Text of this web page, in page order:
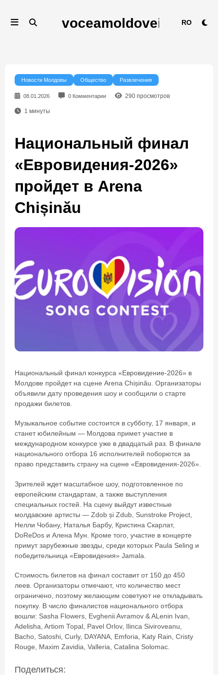
содержимому
RO
Новости Молдовы Общество Развлечения
08.01.2026 0 Комментарии 290 просмотров
1 минуты
Национальный финал
«Евровидения-2026»
пройдет в Arena
Chișinău
Национальный финал конкурса «Евровидение-2026» в
Молдове пройдет на сцене Arena Chișinău. Организаторы
объявили дату проведения шоу и сообщили о старте
продажи билетов.
Музыкальное событие состоится в субботу, 17 января, и
станет юбилейным — Молдова примет участие в
международном конкурсе уже в двадцатый раз. В финале
национального отбора 16 исполнителей поборются за
право представить страну на сцене «Евровидения-2026».
Зрителей ждет масштабное шоу, подготовленное по
европейским стандартам, а также выступления
специальных гостей. На сцену выйдут известные
молдавские артисты — Zdob și Zdub, Sunstroke Project,
Нелли Чобану, Наталья Барбу, Кристина Скарлат,
DoReDos и Алена Мун. Кроме того, участие в концерте
примут зарубежные звезды, среди которых Paula Seling и
победительница «Евровидения» Jamala.
Стоимость билетов на финал составит от 150 до 450
леев. Организаторы отмечают, что количество мест
ограничено, поэтому желающим советуют не откладывать
покупку. В число финалистов национального отбора
вошли: Sasha Flowers, Evghenii Avramov & ALenin Ivan,
Adelisha, Artiom Topal, Pavel Orlov, Ilinca Siviroveanu,
Bacho, Satoshi, Curly, DAYANA, Emforia, Katy Rain, Cristy
Rouge, Maxim Zavidia, Valleria, Catalina Solomac.
Поделиться: